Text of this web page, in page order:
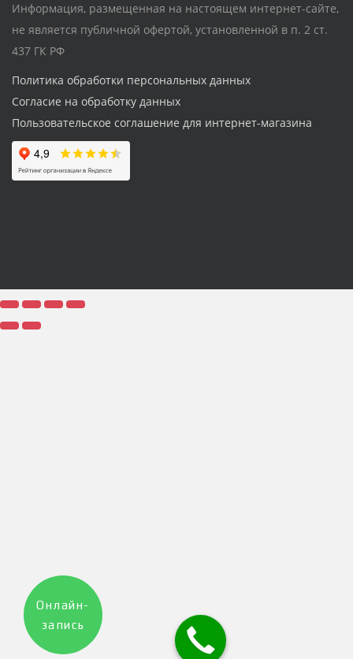
Информация, размещенная на настоящем интернет-сайте,
не является публичной офертой, установленной в п. 2 ст.
437 ГК РФ
Политика обработки персональных данных
Согласие на обработку данных
Пользовательское соглашение для интернет-магазина
Онлайн-
запись